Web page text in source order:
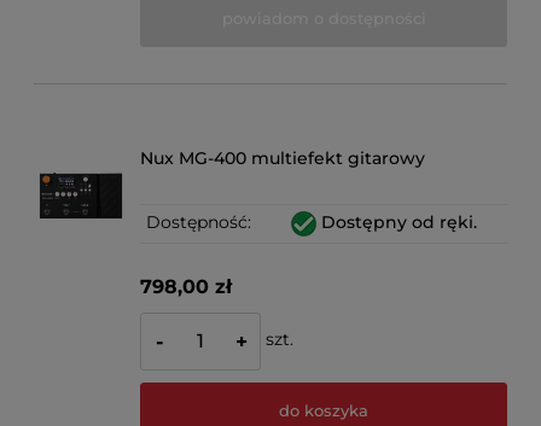
Nux MG-400 multiefekt gitarowy
Dostępność: Dostępny od ręki.
798,00 zł
- + szt.
do koszyka